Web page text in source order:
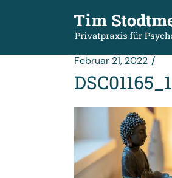
Februar 21, 2022
DSC01165_1